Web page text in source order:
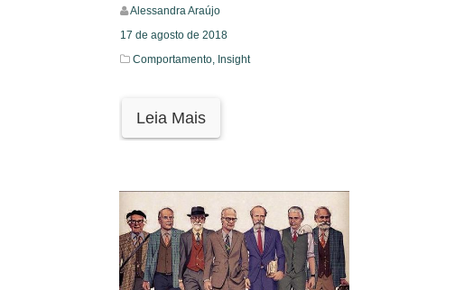
Alessandra Araújo
17 de agosto de 2018
Comportamento, Insight
Leia Mais